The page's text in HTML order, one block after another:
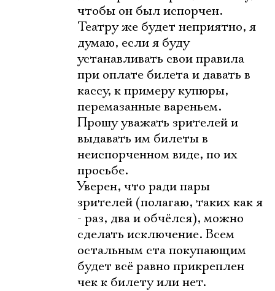
чтобы он был испорчен.
Театру же будет неприятно, я
думаю, если я буду
устанавливать свои правила
при оплате билета и давать в
кассу, к примеру купюры,
перемазанные вареньем.
Прошу уважать зрителей и
выдавать им билеты в
неиспорченном виде, по их
просьбе.
Уверен, что ради пары
зрителей (полагаю, таких как я
- раз, два и обчёлся), можно
сделать исключение. Всем
остальным ста покупающим
будет всё равно прикреплен
чек к билету или нет.